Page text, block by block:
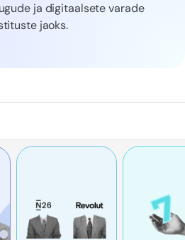
ja digitaalsete varade
jaoks.